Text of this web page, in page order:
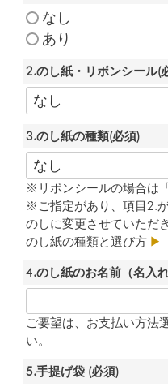
なし
あり
2.のし紙・リボンシール(
3.のし紙の種類(必須)
※リボンシールの場合は
※ご指定があり、項目2.
のしに変更させていただ
のし紙の種類と選び方 ▶
4.のし紙のお名前（名入れ
ご要望は、お支払い方法
い。
5.手提げ袋 (必須)